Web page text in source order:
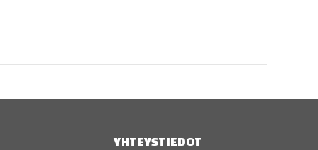
YHTEYSTIEDOT